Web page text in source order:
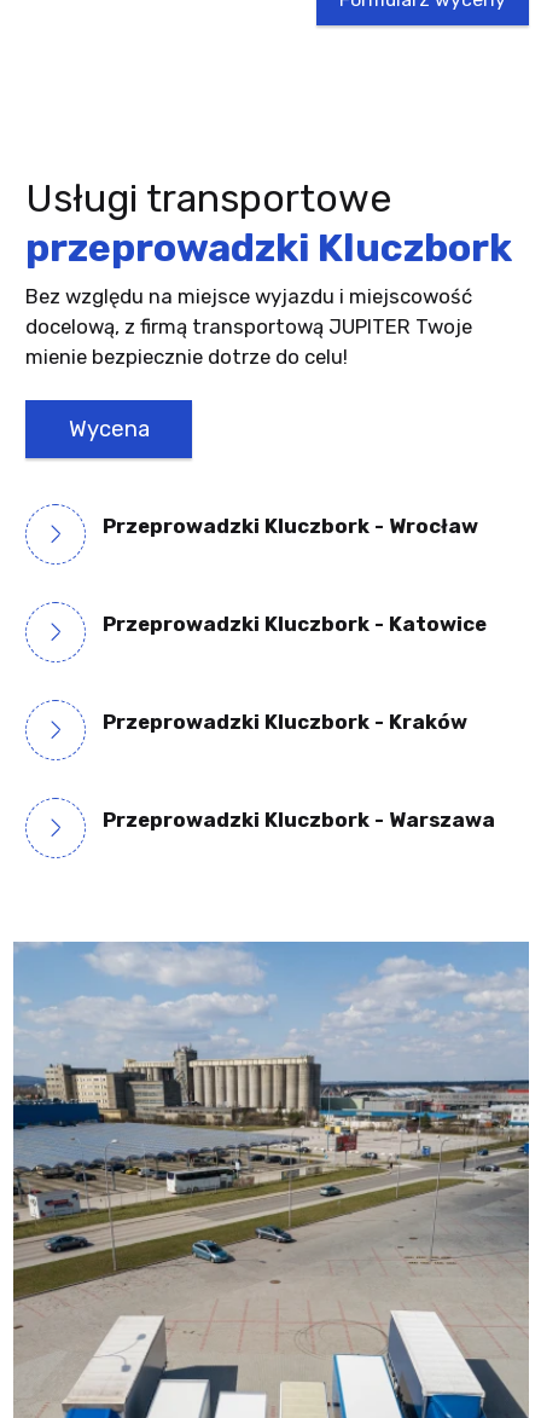
Usługi transportowe
przeprowadzki Kluczbork
Bez względu na miejsce wyjazdu i miejscowość
docelową, z firmą transportową JUPITER Twoje
mienie bezpiecznie dotrze do celu!
Wycena
Przeprowadzki Kluczbork - Wrocław
Przeprowadzki Kluczbork - Katowice
Przeprowadzki Kluczbork - Kraków
Przeprowadzki Kluczbork - Warszawa